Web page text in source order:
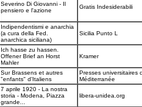
Severino Di Giovanni - Il
pensiero e l'azione
Gratis Indesiderabili
Indipendentismi e anarchia
(a cura della Fed.
anarchica siciliana)
Sicilia Punto L
Ich hasse zu hassen.
Offener Brief an Horst
Mahler
Kramer
Sur Brassens et autres
"enfants" d'Italiens
Presses universitaires
Méditerranée
7 aprile 1920 - La nostra
storia - Modena, Piazza
grande...
libera-unidea.org